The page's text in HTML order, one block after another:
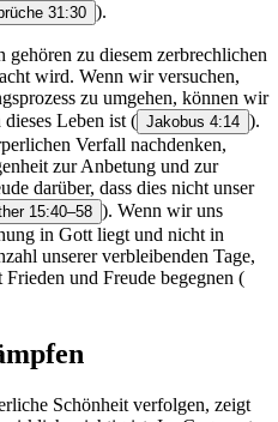
31:30 ).
zu diesem zerbrechlichen
wird. Wenn wir versuchen,
zu umgehen, können wir
Leben ist ( Jakobus 4:14 ).
Verfall nachdenken,
zur Anbetung und zur
darüber, dass dies nicht unser
15:40–58 ). Wenn wir uns
in Gott liegt und nicht in
unserer verbleibenden Tage,
und Freude begegnen (
Schönheit verfolgen, zeigt